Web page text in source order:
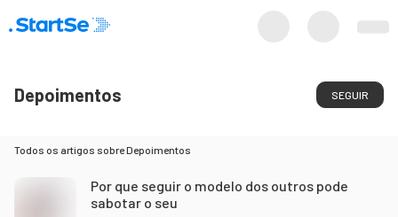
Depoimentos SEGUIR
Todos os artigos sobreDepoimentos
Por que seguir o modelo dos outros pode
sabotar o seu